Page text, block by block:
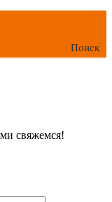
Поиск
свяжемся!